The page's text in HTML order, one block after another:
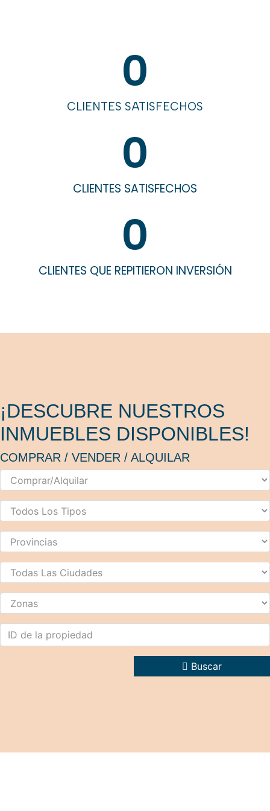
CLIENTES SATISFECHOS
0
CLIENTES SATISFECHOS
0
CLIENTES QUE REPITIERON INVERSIÓN
0
¡DESCUBRE NUESTROS
INMUEBLES DISPONIBLES!
COMPRAR / VENDER / ALQUILAR
Buscar